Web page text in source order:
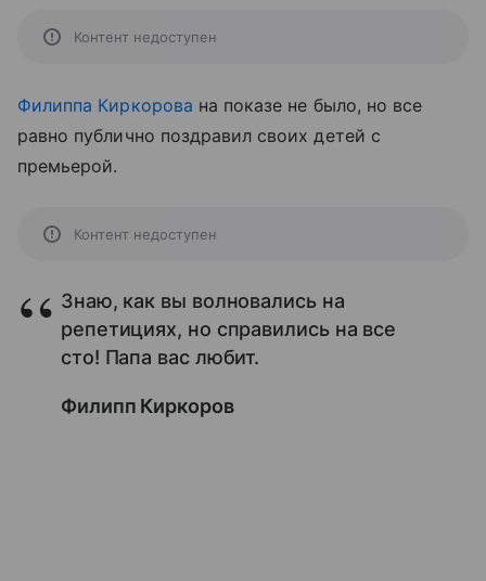
Контент недоступен
Филиппа Киркорова на показе не было, но все
равно публично поздравил своих детей с
премьерой.
Контент недоступен
Знаю, как вы волновались на
репетициях, но справились на все
сто! Папа вас любит.
Филипп Киркоров